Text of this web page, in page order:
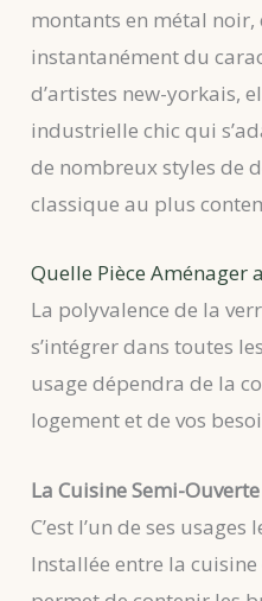
montants en métal
instantanément du
d’artistes new-yorkais,
industrielle chic qui
de nombreux styles de
classique au plus
Quelle Pièce Aménager
La polyvalence de la
s’intégrer dans toutes
usage dépendra de la
logement et de vos
La Cuisine Semi-Ouverte
C’est l’un de ses
Installée entre la